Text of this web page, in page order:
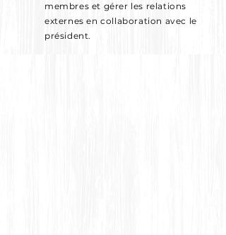
membres et gérer les relations
externes en collaboration avec le
président.